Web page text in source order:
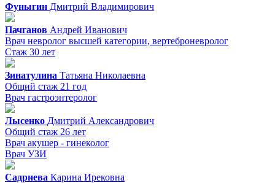
Фуныгин Дмитрий Владимирович
Пачганов Андрей Иванович
Врач невролог высшей категории, вертеброневролог
Стаж 30 лет
Зинатулина Татьяна Николаевна
Общий стаж 21 год
Врач гастроэнтеролог
Лысенко Дмитрий Александрович
Общий стаж 26 лет
Врач акушер - гинеколог
Врач УЗИ
Садриева Карина Ирековна